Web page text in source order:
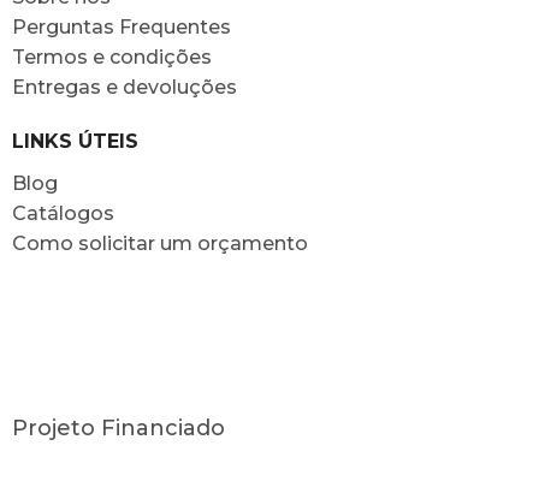
Perguntas Frequentes
Termos e condições
Entregas e devoluções
LINKS ÚTEIS
Blog
Catálogos
Como solicitar um orçamento
Projeto Financiado